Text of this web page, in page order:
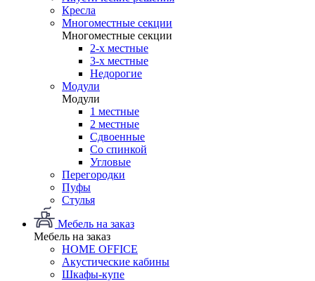
Кресла
Многоместные секции
Многоместные секции
2-х местные
3-х местные
Недорогие
Модули
Модули
1 местные
2 местные
Сдвоенные
Со спинкой
Угловые
Перегородки
Пуфы
Стулья
Мебель на заказ
Мебель на заказ
HOME OFFICE
Акустические кабины
Шкафы-купе